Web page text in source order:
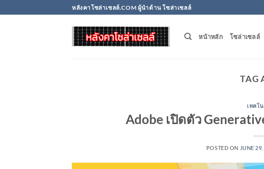
to
หลังคาโซล่าเซลล์.COM ผู้นำด้าน โซล่าเซลล์
หน้าหลัก โซล่าเซลล์
TAG
เทคโ
Adobe เปิดตัว
POSTED ON JUNE